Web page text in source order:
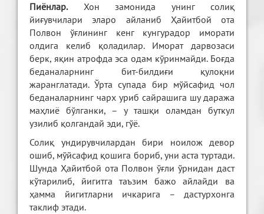
Пиёнлар.Хон замонида унинг солиқ
йиғувчилари эларо айланиб Ҳайитбой ота
Полвон ўғлининг кенг кунгурадор иморати
олдига келиб қоладилар. Иморат дарвозаси
берк, яқин атрофда эса одам кўринмайди. Боғда
беданаларнинг бит-билдиғи қулоқни
жаранглатади. Ўрта супада бир мўйсафид чол
беданаларнинг чарх уриб сайрашига шу даража
маҳлиё бўлганки, – у ташқи оламдан буткул
узилиб қолгандай эди, гўё.
Солиқ ундирувчилардан бири ноилож девор
ошиб, мўйсафид қошига бориб, уни аста туртади.
Шунда Ҳайитбой ота Полвон ўғли ўрнидан даст
кўтарилиб, йигитга таъзим бажо айлайди ва
ҳамма йигитларни ичкарига – дастурхонга
таклиф этади.